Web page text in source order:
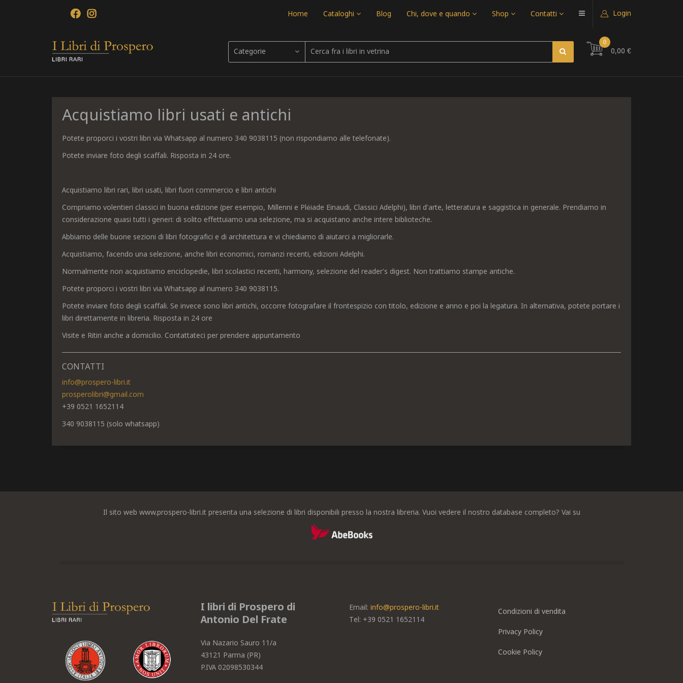
Home Cataloghi Blog Chi, dove e quando Shop Contatti Login
0
0,00 €
Categorie
Acquistiamo libri usati e antichi
Potete proporci i vostri libri via Whatsapp al numero 340 9038115 (non rispondiamo alle telefonate).
Potete inviare foto degli scaffali. Risposta in 24 ore.
Acquistiamo libri rari, libri usati, libri fuori commercio e libri antichi
Compriamo volentieri classici in buona edizione (per esempio, Millenni e Pléiade Einaudi, Classici Adelphi), libri d'arte, letteratura e saggistica in generale. Prendiamo in
considerazione quasi tutti i generi: di solito effettuiamo una selezione, ma si acquistano anche intere biblioteche.
Abbiamo delle buone sezioni di libri fotografici e di architettura e vi chiediamo di aiutarci a migliorarle.
Acquistiamo, facendo una selezione, anche libri economici, romanzi recenti, edizioni Adelphi.
Normalmente non acquistiamo enciclopedie, libri scolastici recenti, harmony, selezione del reader’s digest. Non trattiamo stampe antiche.
Potete proporci i vostri libri via Whatsapp al numero 340 9038115.
Potete inviare foto degli scaffali. Se invece sono libri antichi, occorre fotografare il frontespizio con titolo, edizione e anno e poi la legatura. In alternativa, potete portare i
libri direttamente in libreria. Risposta in 24 ore
Visite e Ritiri anche a domicilio. Contattateci per prendere appuntamento
CONTATTI
info@prospero-libri.it
prosperolibri@gmail.com
+39 0521 1652114
340 9038115 (solo whatsapp)
Il sito web www.prospero-libri.it presenta una selezione di libri disponibili presso la nostra libreria. Vuoi vedere il nostro database completo? Vai su
I libri di Prospero di
Antonio Del Frate
Via Nazario Sauro 11/a
43121 Parma (PR)
P.IVA 02098530344
Email: info@prospero-libri.it
Tel: +39 0521 1652114
Condizioni di vendita
Privacy Policy
Cookie Policy